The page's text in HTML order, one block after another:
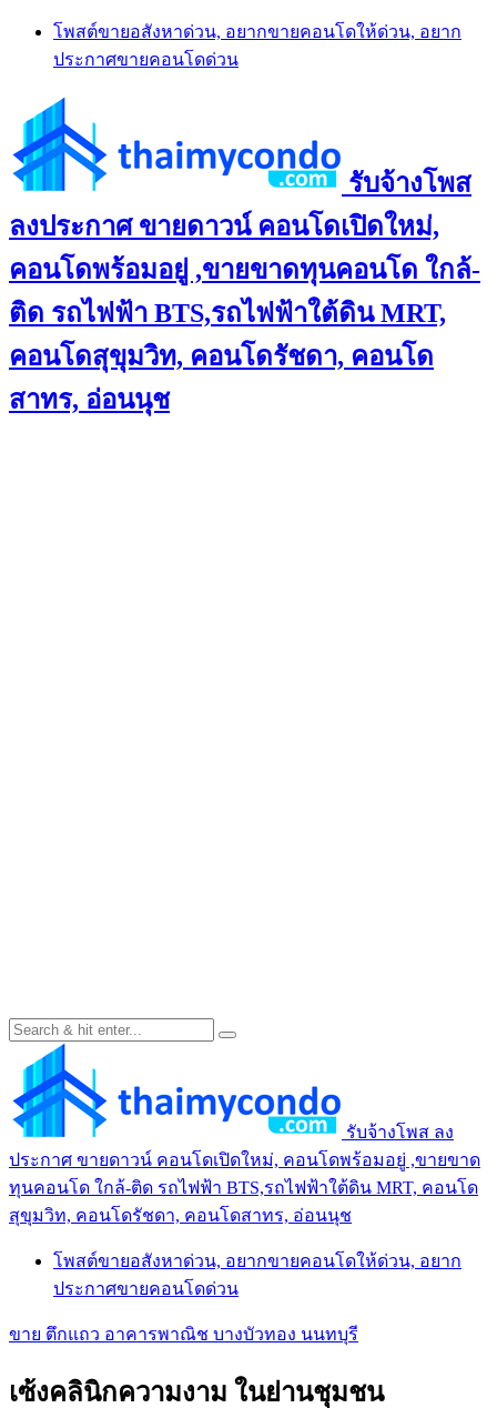
Skip
content
โพสต์ขายอสังหาด่วน, อยากขายคอนโดให้ด่วน, อยาก
ประกาศขายคอนโดด่วน
รับจ้างโพส
ลงประกาศ ขายดาวน์ คอนโดเปิดใหม่,
คอนโดพร้อมอยู่ ,ขายขาดทุนคอนโด ใกล้-
ติด รถไฟฟ้า BTS,รถไฟฟ้าใต้ดิน MRT,
คอนโดสุขุมวิท, คอนโดรัชดา, คอนโด
สาทร, อ่อนนุช
รับจ้างโพส ลง
ประกาศ ขายดาวน์ คอนโดเปิดใหม่, คอนโดพร้อมอยู่ ,ขายขาด
ทุนคอนโด ใกล้-ติด รถไฟฟ้า BTS,รถไฟฟ้าใต้ดิน MRT, คอนโด
สุขุมวิท, คอนโดรัชดา, คอนโดสาทร, อ่อนนุช
โพสต์ขายอสังหาด่วน, อยากขายคอนโดให้ด่วน, อยาก
ประกาศขายคอนโดด่วน
ขาย ตึกแถว อาคารพาณิช บางบัวทอง นนทบุรี
เซ้งคลินิกความงาม ในย่านชุมชน